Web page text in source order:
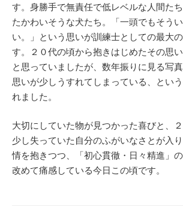
す。身勝手で無責任で低レベルな人間た
たかわいそうな犬たち。「一頭でもそう
い。」という思いが訓練士としての最大
す。２０代の頃から抱きはじめたその思
と思っていましたが、数年振りに見る写
思いが少しうすれてしまっている、とい
れました。
大切にしていた物が見つかった喜びと、
少し失っていた自分のふがいなさとが入
情を抱きつつ、「初心貫徹・日々精進」
改めて痛感している今日この頃です。